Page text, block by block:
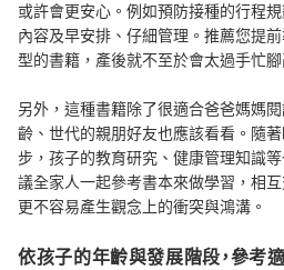
或許會更安心。例如預防接種的行程
內容及早安排、仔細管理。推薦您提
型的書籍，產後就不至於會太過手忙腳
另外，這種書籍除了很適合爸爸媽媽
齡、世代的親朋好友也應該看看。隨
步，孩子的教育研究、健康管理知識
議全家人一起參考書本來做學習，相
更不容易產生觀念上的衝突與鴻溝。
依孩子的年齡與發展階段，參考